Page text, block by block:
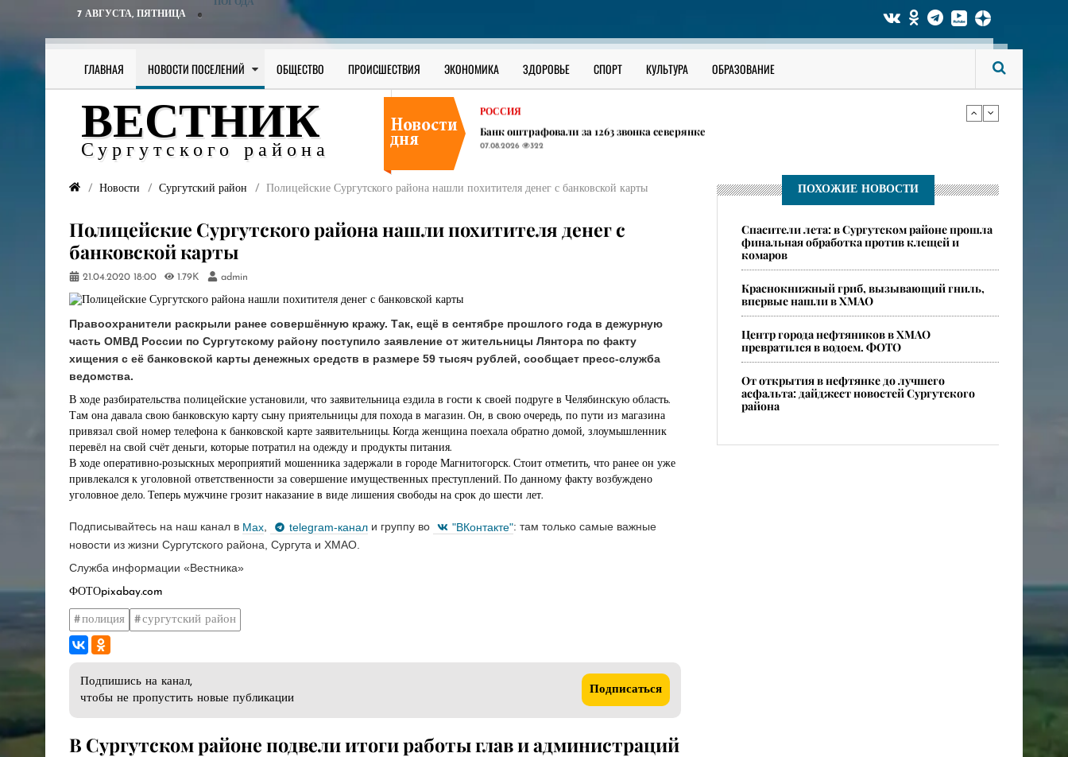
7 АВГУСТА, ПЯТНИЦА
ПОГОДА
ГЛАВНАЯ НОВОСТИ ПОСЕЛЕНИЙ ОБЩЕСТВО ПРОИСШЕСТВИЯ ЭКОНОМИКА ЗДОРОВЬЕ СПОРТ КУЛЬТУРА ОБРАЗОВАНИЕ
ВЕСТНИК
Сургутского района
07.08.2026 286
РОССИЯ
Банк оштрафовали за 1263 звонка северянке
07.08.2026 322
В Сургутском районе ищут утонувшего в Оби мужчину
286
В соседних ХМАО регионах начали появляться опасные ядовитые пауки
Новости Сургутский район Полицейские Сургутского района нашли похитителя денег с банковской карты
Полицейские Сургутского района нашли похитителя денег с
банковской карты
21.04.2020 18:00 1.79K admin
Правоохранители раскрыли ранее совершённую кражу. Так, ещё в сентябре прошлого года в дежурную
часть ОМВД России по Сургутскому району поступило заявление от жительницы Лянтора по факту
хищения с её банковской карты денежных средств в размере 59 тысяч рублей, сообщает пресс-служба
ведомства.
В ходе разбирательства полицейские установили, что заявительница ездила в гости к своей подруге в Челябинскую область.
Там она давала свою банковскую карту сыну приятельницы для похода в магазин. Он, в свою очередь, по пути из магазина
привязал свой номер телефона к банковской карте заявительницы. Когда женщина поехала обратно домой, злоумышленник
перевёл на свой счёт деньги, которые потратил на одежду и продукты питания.
В ходе оперативно-розыскных мероприятий мошенника задержали в городе Магнитогорск. Стоит отметить, что ранее он уже
привлекался к уголовной ответственности за совершение имущественных преступлений. По данному факту возбуждено
уголовное дело. Теперь мужчине грозит наказание в виде лишения свободы на срок до шести лет.
Подписывайтесь на наш канал в Max, telegram-канал и группу во "ВКонтакте": там только самые важные
новости из жизни Сургутского района, Сургута и ХМАО.
Служба информации «Вестника»
ФОТОpixabay.com
полиция сургутский район
Подпишись на канал,
чтобы не пропустить новые публикации
Подписаться
В Сургутском районе подвели итоги работы глав и администраций
ПОХОЖИЕ НОВОСТИ
Спасители лета: в Сургутском районе прошла
финальная обработка против клещей и
комаров
​Краснокнижный гриб, вызывающий гниль,
впервые нашли в ХМАО
Центр города нефтяников в ХМАО
превратился в водоем. ФОТО
От открытия в нефтянке до лучшего
асфальта: дайджест новостей Сургутского
района